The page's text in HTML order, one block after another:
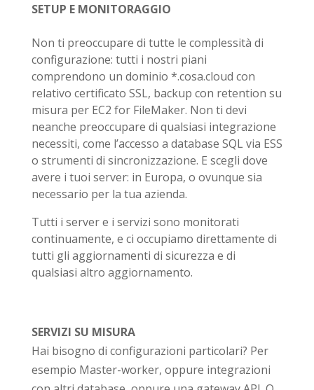
SETUP E MONITORAGGIO
Non ti preoccupare di tutte le complessità di
configurazione: tutti i nostri piani
comprendono un dominio *.cosa.cloud con
relativo certificato SSL, backup con retention su
misura per EC2 for FileMaker. Non ti devi
neanche preoccupare di qualsiasi integrazione
necessiti, come l’accesso a database SQL via ESS
o strumenti di sincronizzazione. E scegli dove
avere i tuoi server: in Europa, o ovunque sia
necessario per la tua azienda.
Tutti i server e i servizi sono monitorati
continuamente, e ci occupiamo direttamente di
tutti gli aggiornamenti di sicurezza e di
qualsiasi altro aggiornamento.
SERVIZI SU MISURA
Hai bisogno di configurazioni particolari? Per
esempio Master-worker, oppure integrazioni